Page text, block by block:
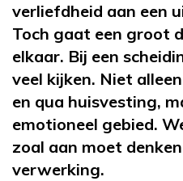
verliefdheid aan een
Toch gaat een groot
elkaar. Bij een
veel kijken. Niet
en qua huisvesting,
emotioneel gebied.
zoal aan moet
verwerking.